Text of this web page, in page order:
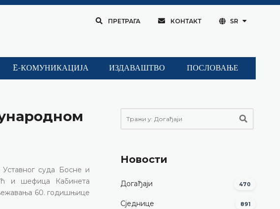
ПРЕТРАГА КОНТАКТ SR
E-КОМУНИКАЦИЈА ИЗДАВАШТВО ПОСЛОВАЊЕ
суда Босне и
и шефица Кабинета
60. годишњице
Новости
Догађаји 470
Сједнице 891